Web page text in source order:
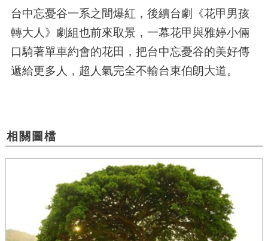
台中忘憂谷一系之間爆紅，後續台劇《花甲男孩
轉大人》劇組也前來取景，一幕花甲與雅婷小倆
口騎著單車約會的花田，把台中忘憂谷的美好傳
遞給更多人，超人氣完全不輸台東伯朗大道。
相關圖檔